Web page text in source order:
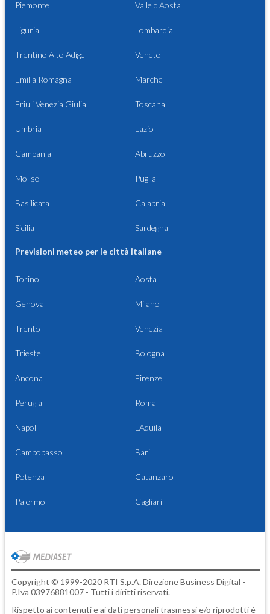
Piemonte Valle d'Aosta
Liguria Lombardia
Trentino Alto Adige Veneto
Emilia Romagna Marche
Friuli Venezia Giulia Toscana
Umbria Lazio
Campania Abruzzo
Molise Puglia
Basilicata Calabria
Sicilia Sardegna
Previsioni meteo per le città italiane
Torino Aosta
Genova Milano
Trento Venezia
Trieste Bologna
Ancona Firenze
Perugia Roma
Napoli L'Aquila
Campobasso Bari
Potenza Catanzaro
Palermo Cagliari
Copyright © 1999-2020 RTI S.p.A. Direzione Business Digital -
P.Iva 03976881007 - Tutti i diritti riservati.
Rispetto ai contenuti e ai dati personali trasmessi e/o riprodotti è